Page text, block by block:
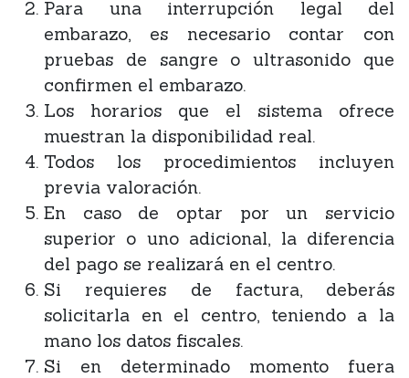
Para una interrupción legal del
embarazo, es necesario contar con
pruebas de sangre o ultrasonido que
confirmen el embarazo.
Los horarios que el sistema ofrece
muestran la disponibilidad real.
Todos los procedimientos incluyen
previa valoración.
En caso de optar por un servicio
superior o uno adicional, la diferencia
del pago se realizará en el centro.
Si requieres de factura, deberás
solicitarla en el centro, teniendo a la
mano los datos fiscales.
Si en determinado momento fuera